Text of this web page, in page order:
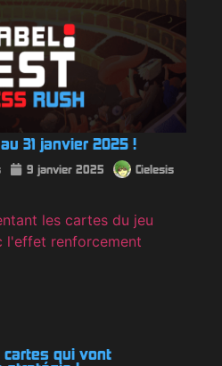
31 janvier 2025 !
9 janvier 2025 Cielesis
cartes qui vont